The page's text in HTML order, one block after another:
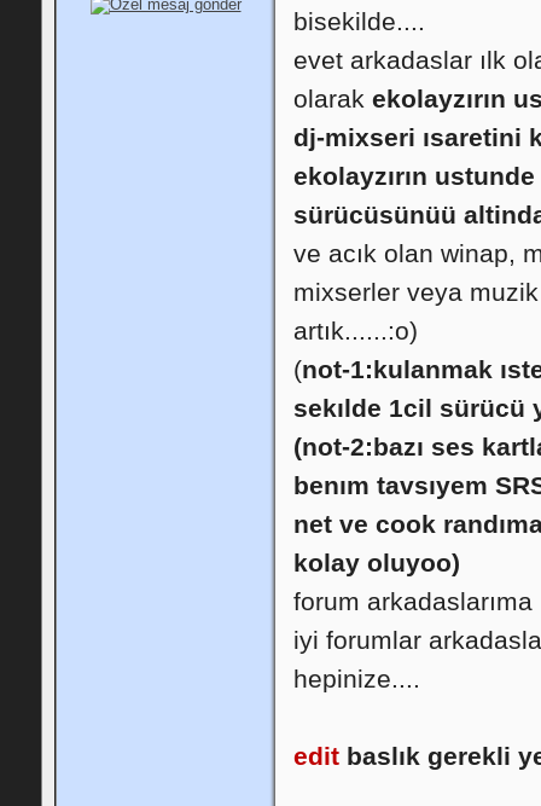
bisekilde....
evet arkadaslar ılk
olarak ekolayzırın
dj-mixseri ısaretini
ekolayzırın
sürücüsünüü
ve acık olan winap,
mixserler veya
artık......:o)
(not-1:kulanmak
sekılde 1cil sürücü
(not-2:bazı ses
benım tavsıyem
net ve cook
kolay oluyoo)
forum arkadaslarıma
iyi forumlar
hepinize....
edit baslık gerekli